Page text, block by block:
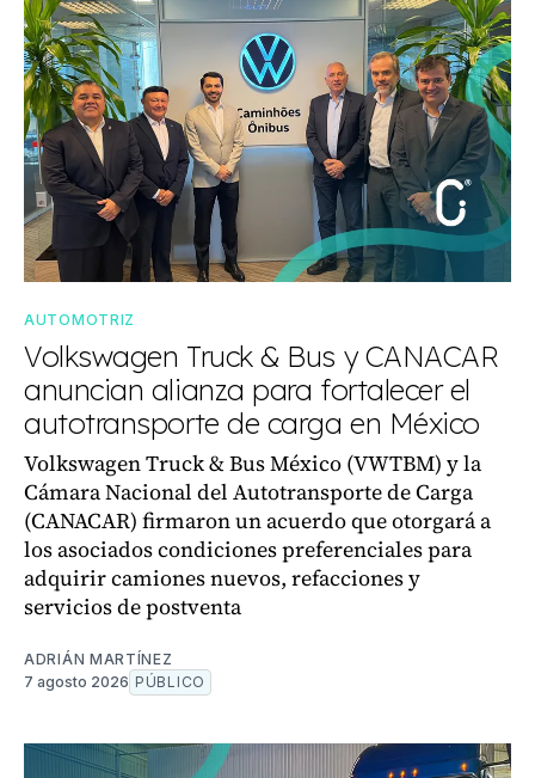
AUTOMOTRIZ
Volkswagen Truck & Bus y CANACAR
anuncian alianza para fortalecer el
autotransporte de carga en México
Volkswagen Truck & Bus México (VWTBM) y la
Cámara Nacional del Autotransporte de Carga
(CANACAR) firmaron un acuerdo que otorgará a
los asociados condiciones preferenciales para
adquirir camiones nuevos, refacciones y
servicios de postventa
ADRIÁN MARTÍNEZ
7 agosto 2026 PÚBLICO